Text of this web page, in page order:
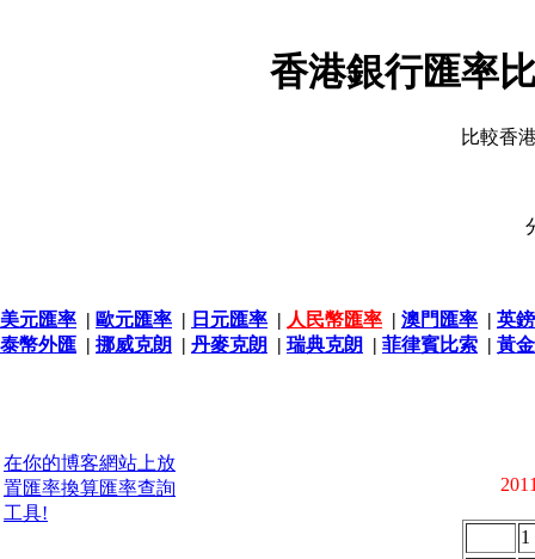
香港銀行匯率
比較香
美元匯率 | 歐元匯率 | 日元匯率 | 人民幣匯率 | 澳門匯率 | 英
泰幣外匯 | 挪威克朗 | 丹麥克朗 | 瑞典克朗 | 菲律賓比索 | 黃
在你的博客網站上放
置匯率換算匯率查詢
工具!
1